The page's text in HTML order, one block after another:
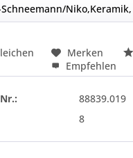
Merken
Empfehlen
88839.019
8